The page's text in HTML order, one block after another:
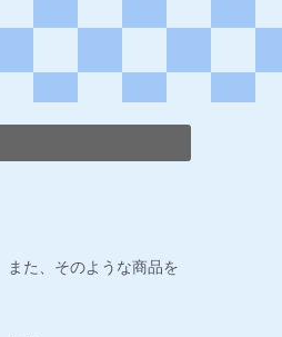
また、そのような商品を